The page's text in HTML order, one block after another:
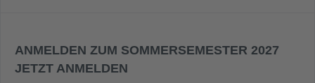
ANMELDEN ZUM SOMMERSEMESTER 2027
JETZT ANMELDEN